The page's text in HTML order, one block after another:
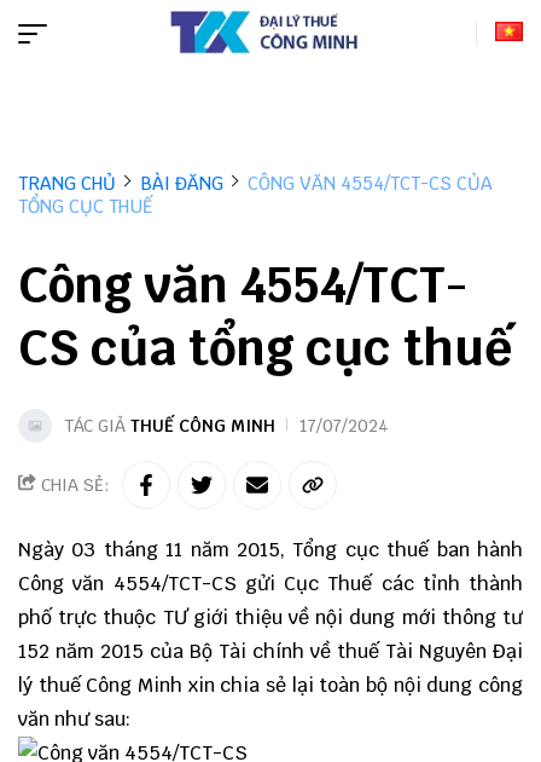
TRANG CHỦ BÀI ĐĂNG
CÔNG VĂN 4554/TCT-CS CỦA
TỔNG CỤC THUẾ
Công văn 4554/TCT-
CS của tổng cục thuế
TÁC GIẢ THUẾ CÔNG MINH 17/07/2024
CHIA SẺ:
Ngày 03 tháng 11 năm 2015, Tổng cục thuế ban hành
Công văn 4554/TCT-CS gửi Cục Thuế các tỉnh thành
phố trực thuộc TƯ giới thiệu về nội dung mới thông tư
152 năm 2015 của Bộ Tài chính về thuế Tài Nguyên Đại
lý thuế Công Minh xin chia sẻ lại toàn bộ nội dung công
văn như sau: